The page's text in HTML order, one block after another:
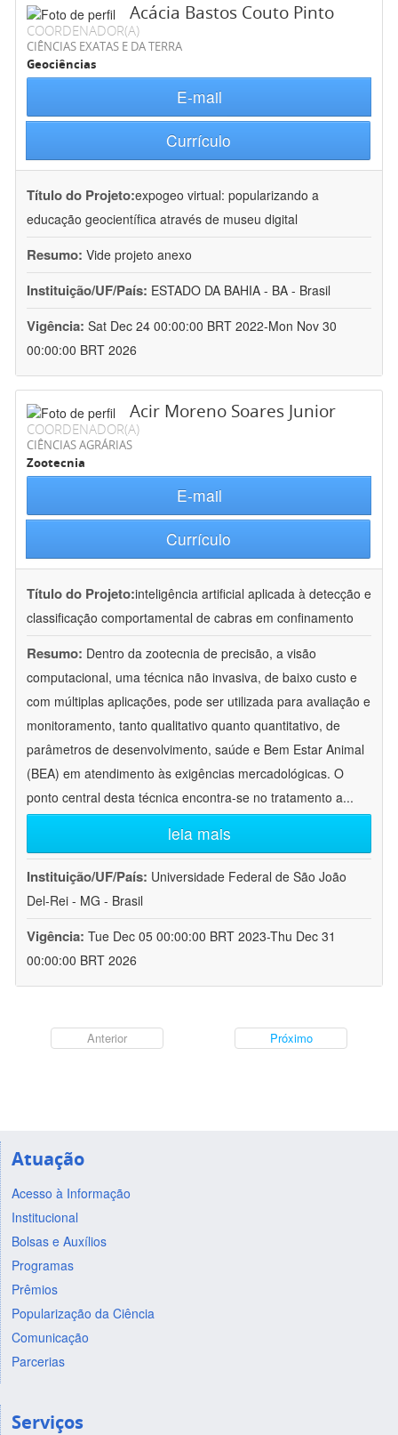
Acácia Bastos Couto Pinto
COORDENADOR(A)
CIÊNCIAS EXATAS E DA TERRA
Geociências
E-mail
Currículo
Título do Projeto:expogeo virtual: popularizando a
educação geocientífica através de museu digital
Resumo: Vide projeto anexo
Instituição/UF/País: ESTADO DA BAHIA - BA - Brasil
Vigência: Sat Dec 24 00:00:00 BRT 2022-Mon Nov 30
00:00:00 BRT 2026
Acir Moreno Soares Junior
COORDENADOR(A)
CIÊNCIAS AGRÁRIAS
Zootecnia
E-mail
Currículo
Título do Projeto:inteligência artificial aplicada à detecção e
classificação comportamental de cabras em confinamento
Resumo: Dentro da zootecnia de precisão, a visão
computacional, uma técnica não invasiva, de baixo custo e
com múltiplas aplicações, pode ser utilizada para avaliação e
monitoramento, tanto qualitativo quanto quantitativo, de
parâmetros de desenvolvimento, saúde e Bem Estar Animal
(BEA) em atendimento às exigências mercadológicas. O
ponto central desta técnica encontra-se no tratamento a...
leia mais
Instituição/UF/País: Universidade Federal de São João
Del-Rei - MG - Brasil
Vigência: Tue Dec 05 00:00:00 BRT 2023-Thu Dec 31
00:00:00 BRT 2026
Anterior Próximo
Atuação
Acesso à Informação
Institucional
Bolsas e Auxílios
Programas
Prêmios
Popularização da Ciência
Comunicação
Parcerias
Serviços